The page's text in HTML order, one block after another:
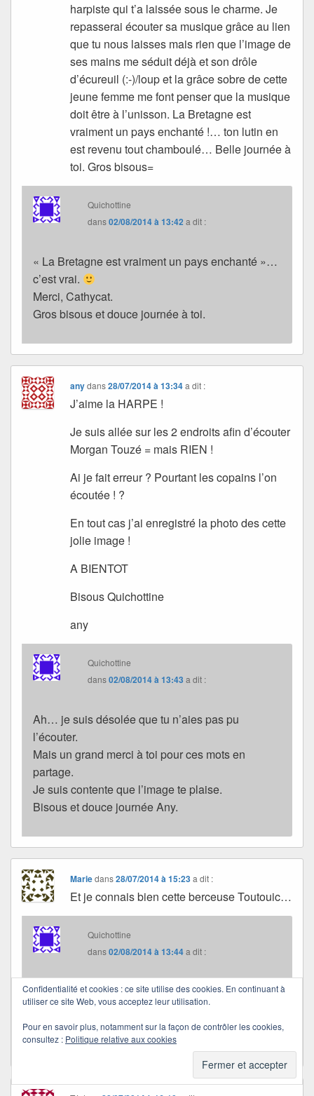
harpiste qui t’a laissée sous le charme. Je
repasserai écouter sa musique grâce au lien
que tu nous laisses mais rien que l’image de
ses mains me séduit déjà et son drôle
d’écureuil (:-)/loup et la grâce sobre de cette
jeune femme me font penser que la musique
doit être à l’unisson. La Bretagne est
vraiment un pays enchanté !… ton lutin en
est revenu tout chamboulé… Belle journée à
toi. Gros bisous=
Quichottine
dans02/08/2014 à 13:42 a dit :
« La Bretagne est vraiment un pays enchanté »…
c’est vrai.
Merci, Cathycat.
Gros bisous et douce journée à toi.
anydans28/07/2014 à 13:34 a dit :
J’aime la HARPE !
Je suis allée sur les 2 endroits afin d’écouter
Morgan Touzé = mais RIEN !
Ai je fait erreur ? Pourtant les copains l’on
écoutée ! ?
En tout cas j’ai enregistré la photo des cette
jolie image !
A BIENTOT
Bisous Quichottine
any
Quichottine
dans02/08/2014 à 13:43 a dit :
Ah… je suis désolée que tu n’aies pas pu
l’écouter.
Mais un grand merci à toi pour ces mots en
partage.
Je suis contente que l’image te plaise.
Bisous et douce journée Any.
Mariedans28/07/2014 à 15:23 a dit :
Et je connais bien cette berceuse Toutouic…
Quichottine
dans02/08/2014 à 13:44a dit :
Je m’en doute… Je vois bien une « Fileuse de
lune » la chanter, assise sur l’un de tes rochers.
Confidentialité et cookies : ce site utilise des cookies. En continuant à
utiliser ce site Web, vous acceptez leur utilisation.
Pour en savoir plus, notamment sur la façon de contrôler les cookies,
consultez : Politique relative aux cookies